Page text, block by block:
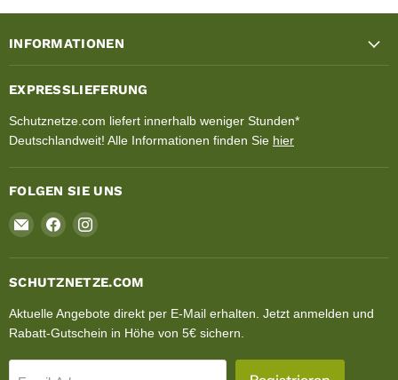
INFORMATIONEN
EXPRESSLIEFERUNG
Schutznetze.com liefert innerhalb weniger Stunden*
Deutschlandweit! Alle Informationen finden Sie hier
FOLGEN SIE UNS
Email
Schutznetze.com
Finden
Sie
uns
auf
Finden
uns
auf
SCHUTZNETZE.COM
Aktuelle Angebote direkt per E-Mail erhalten. Jetzt anmelden und
Rabatt-Gutschein in Höhe von 5€ sichern.